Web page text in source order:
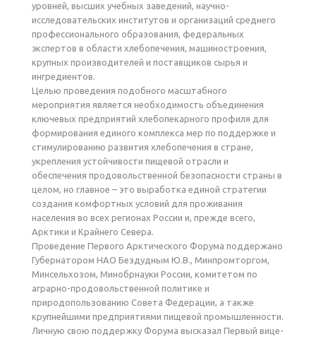
уровней, высших учебных заведений, научно-
исследовательских институтов и организаций среднего
профессионального образования, федеральных
экспертов в области хлебопечения, машиностроения,
крупных производителей и поставщиков сырья и
ингредиентов.
Целью проведения подобного масштабного
мероприятия является необходимость объединения
ключевых предприятий хлебопекарного профиля для
формирования единого комплекса мер по поддержке и
стимулированию развития хлебопечения в стране,
укрепления устойчивости пищевой отрасли и
обеспечения продовольственной безопасности страны в
целом, но главное – это выработка единой стратегии
создания комфортных условий для проживания
населения во всех регионах России и, прежде всего,
Арктики и Крайнего Севера.
Проведение Первого Арктического Форума поддержано
Губернатором НАО Бездудным Ю.В., Минпромторгом,
Минсельхозом, Минобрнауки России, комитетом по
аграрно-продовольственной политике и
природопользованию Совета Федерации, а также
крупнейшими предприятиями пищевой промышленности.
Личную свою поддержку Форума высказал Первый вице-